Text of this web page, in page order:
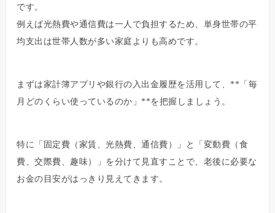
です。
例えば光熱費や通信費は一人で負担するため、単身世帯の平
均支出は世帯人数が多い家庭よりも高めです。
まずは家計簿アプリや銀行の入出金履歴を活用して、**「毎
月どのくらい使っているのか」**を把握しましょう。
特に「固定費（家賃、光熱費、通信費）」と「変動費（食
費、交際費、趣味）」を分けて見直すことで、老後に必要な
お金の目安がはっきり見えてきます。